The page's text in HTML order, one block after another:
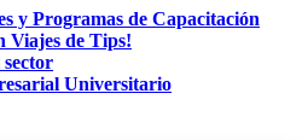
y Programas de Capacitación
Viajes de Tips!
Universitario